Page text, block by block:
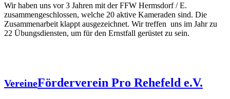
Wir haben uns vor 3 Jahren mit der FFW Hermsdorf / E.
zusammengeschlossen, welche 20 aktive Kameraden sind. Die
Zusammenarbeit klappt ausgezeichnet. Wir treffen uns im Jahr zu
22 Übungsdiensten, um für den Ernstfall gerüstet zu sein.
VereineFörderverein Pro Rehefeld e.V.